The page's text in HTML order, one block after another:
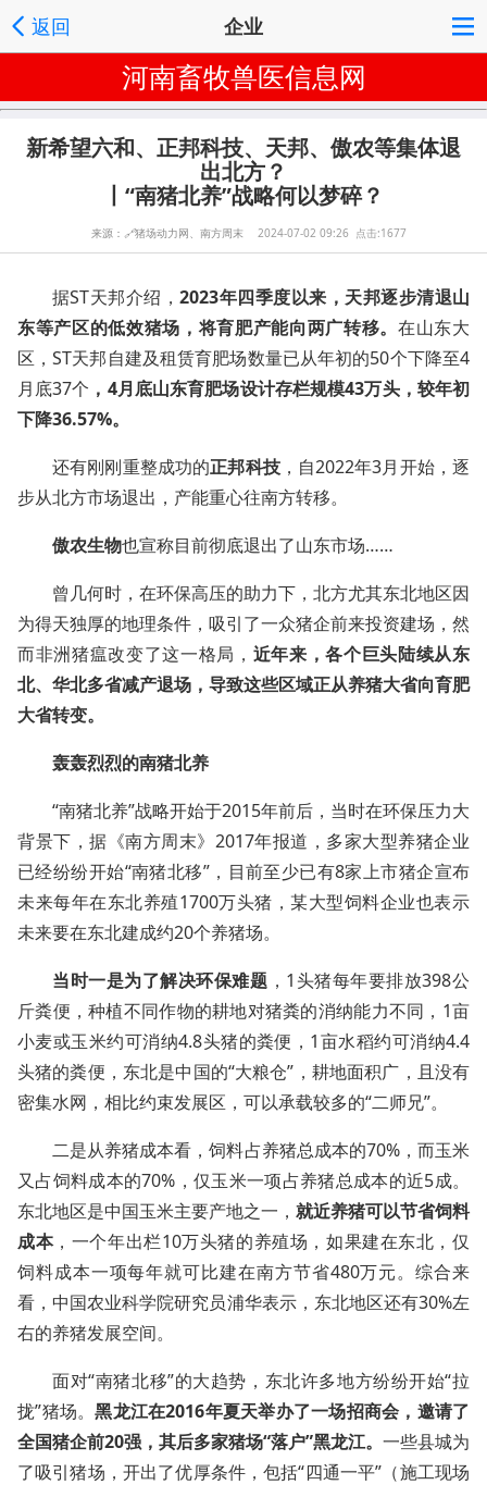
返回 企业
河南畜牧兽医信息网
新希望六和、正邦科技、天邦、傲农等集体退
出北方？
丨“南猪北养”战略何以梦碎？
来源： 🔗猪场动力网、南方周末 2024-07-02 09:26 点击:1677
据ST天邦介绍，2023年四季度以来，天邦逐步清退山
东等产区的低效猪场，将育肥产能向两广转移。 在山东大
区，ST天邦自建及租赁育肥场数量已从年初的50个下降至4
月底37个 ，4月底山东育肥场设计存栏规模43万头，较年初
下降36.57%。
还有刚刚重整成功的正邦科技，自2022年3月开始，逐
步从北方市场退出，产能重心往南方转移。
傲农生物也宣称目前彻底退出了山东市场……
曾几何时，在环保高压的助力下，北方尤其东北地区因
为得天独厚的地理条件，吸引了一众猪企前来投资建场，然
而非洲猪瘟改变了这一格局， 近年来，各个巨头陆续从东
北、华北多省减产退场，导致这些区域正从养猪大省向育肥
大省转变。
轰轰烈烈的南猪北养
“南猪北养”战略开始于2015年前后，当时在环保压力大
背景下，据《南方周末》2017年报道，多家大型养猪企业
已经纷纷开始“南猪北移”，目前至少已有8家上市猪企宣布
未来每年在东北养殖1700万头猪，某大型饲料企业也表示
未来要在东北建成约20个养猪场。
当时一是为了解决环保难题 ，1头猪每年要排放398公
斤粪便，种植不同作物的耕地对猪粪的消纳能力不同，1亩
小麦或玉米约可消纳4.8头猪的粪便，1亩水稻约可消纳4.4
头猪的粪便，东北是中国的“大粮仓”，耕地面积广，且没有
密集水网，相比约束发展区，可以承载较多的“二师兄”。
二是从养猪成本看，饲料占养猪总成本的70%，而玉米
又占饲料成本的70%，仅玉米一项占养猪总成本的近5成。
东北地区是中国玉米主要产地之一， 就近养猪可以节省饲料
成本，一个年出栏10万头猪的养殖场，如果建在东北，仅
饲料成本一项每年就可比建在南方节省480万元。综合来
看，中国农业科学院研究员浦华表示，东北地区还有30%左
右的养猪发展空间。
面对“南猪北移”的大趋势，东北许多地方纷纷开始“拉
拢”猪场。黑龙江在2016年夏天举办了一场招商会，邀请了
全国猪企前20强，其后多家猪场“落户”黑龙江。 一些县城为
了吸引猪场，开出了优厚条件，包括“四通一平”（施工现场